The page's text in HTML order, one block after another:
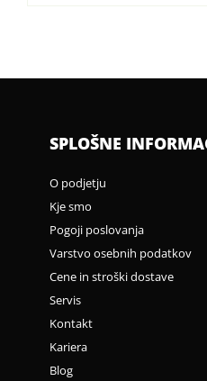
SPLOŠNE
O podjetju
Kje smo
Pogoji poslovanja
Varstvo osebnih podatkov
Cene in stroški dostave
Servis
Kontakt
Kariera
Blog